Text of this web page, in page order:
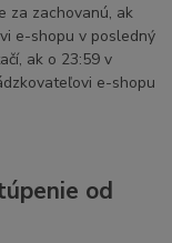
za zachovanú, ak
e-shopu v posledný
ak o 23:59 v
e-shopu
od